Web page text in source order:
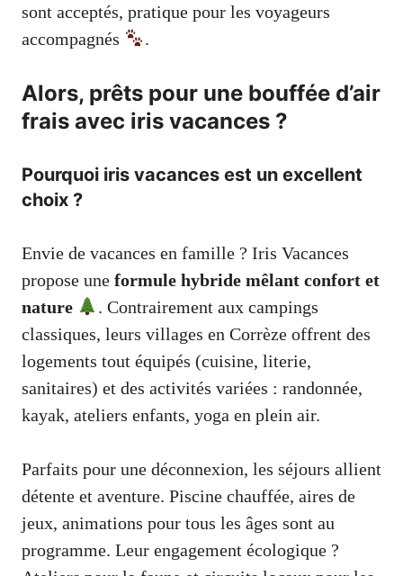
sont acceptés, pratique pour les voyageurs
accompagnés
.
Alors, prêts pour une bouffée d’air
frais avec iris vacances ?
Pourquoi iris vacances est un excellent
choix ?
Envie de vacances en famille ? Iris Vacances
propose une formule hybride mêlant confort et
nature
. Contrairement aux campings
classiques, leurs villages en Corrèze offrent des
logements tout équipés (cuisine, literie,
sanitaires) et des activités variées : randonnée,
kayak, ateliers enfants, yoga en plein air.
Parfaits pour une déconnexion, les séjours allient
détente et aventure. Piscine chauffée, aires de
jeux, animations pour tous les âges sont au
programme. Leur engagement écologique ?